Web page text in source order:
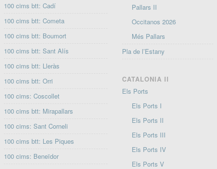
100 cims btt: Cadí
100 cims btt: Cometa
100 cims btt: Boumort
100 cims btt: Sant Alís
100 cims btt: Lleràs
100 cims btt: Orri
100 cims: Coscollet
100 cims btt: Mirapallars
100 cims: Sant Corneli
100 cims btt: Les Piques
100 cims: Beneïdor
Pallars II
Occitanos 2026
Més Pallars
Pla de l’Estany
CATALONIA II
Els Ports
Els Ports I
Els Ports II
Els Ports III
Els Ports IV
Els Ports V